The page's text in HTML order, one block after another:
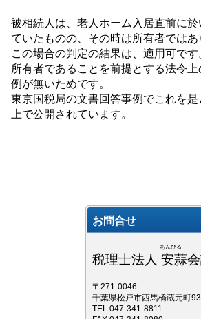
被相続人は、老人ホーム入居直前に
ていたものの、その時は所有者ではあ
この場合の判定の結果は、適用可です
所有者であることを前提とする法令
例が無いためです。
東京国税局の文書回答事例でこれを是
上で公開されています。
お問合せ
あんびる
税理士法人 安蒜
〒271-0046
千葉県松戸市西馬橋蔵元町93
TEL:047-341-8811